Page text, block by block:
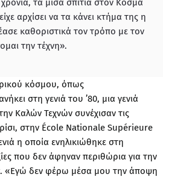
τα μισά σπίτια στον Κοσμά
αρχίσει να τα κάνει κτήμα της η
καθοριστικά τον τρόπο με τον
την τέχνη».
κόσμου, όπως
στη γενιά του ’80, μια γενιά
Καλών Τεχνών συνέχισαν τις
στην École Νationale Supérieure
η οποία ενηλικιώθηκε στη
που δεν άφηναν περιθώρια για την
«Εγώ δεν φέρω μέσα μου την άποψη